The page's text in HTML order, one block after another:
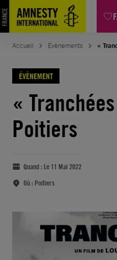
Accueil Évènements «
ÉVÈNEMENT
«
Poitiers
Quand : Le 11 Mai 2022
Où : Poitiers